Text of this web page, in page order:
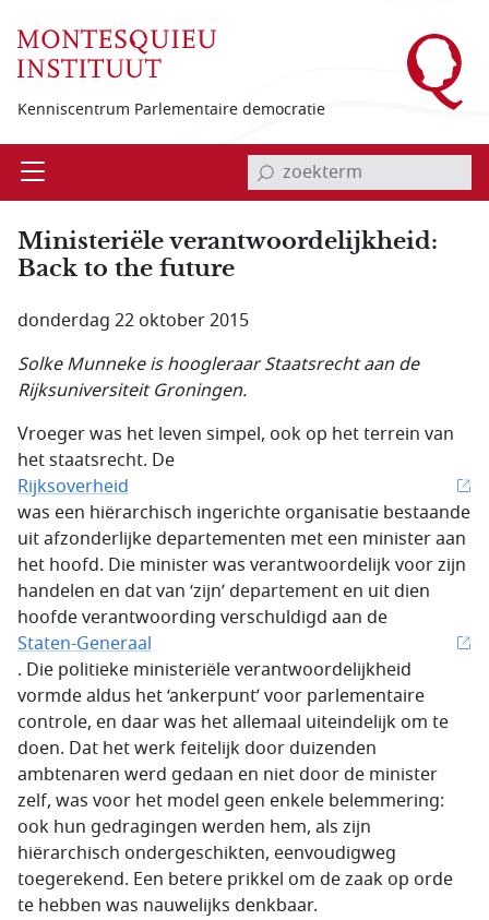
Kenniscentrum Parlementaire democratie
Open invoerveld zoekterm
Ministeriële verantwoordelijkheid:
Back to the future
donderdag 22 oktober 2015
Solke Munneke is hoogleraar Staatsrecht aan de
Rijksuniversiteit Groningen.
Vroeger was het leven simpel, ook op het terrein van
het staatsrecht. De
Rijksoverheid
was een hiërarchisch ingerichte organisatie bestaande
uit afzonderlijke departementen met een minister aan
het hoofd. Die minister was verantwoordelijk voor zijn
handelen en dat van ‘zijn’ departement en uit dien
hoofde verantwoording verschuldigd aan de
Staten-Generaal
. Die politieke ministeriële verantwoordelijkheid
vormde aldus het ‘ankerpunt’ voor parlementaire
controle, en daar was het allemaal uiteindelijk om te
doen. Dat het werk feitelijk door duizenden
ambtenaren werd gedaan en niet door de minister
zelf, was voor het model geen enkele belemmering:
ook hun gedragingen werden hem, als zijn
hiërarchisch ondergeschikten, eenvoudigweg
toegerekend. Een betere prikkel om de zaak op orde
te hebben was nauwelijks denkbaar.